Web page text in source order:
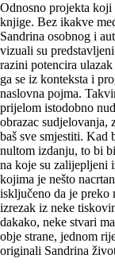
Odnosno projekta koji
knjige. Bez ikakve
Sandrina osobnog i
vizuali su
razini potencira
ga se iz konteksta i
naslovna pojma.
prijelom istodobno
obrazac sudjelovanja,
baš sve smjestiti. Kad
nultom izdanju, to bi
na koje su zalijepljeni
kojima je nešto
isključeno da je
izrezak iz neke
dakako, neke stvari
obje strane, jednom
originali Sandrina